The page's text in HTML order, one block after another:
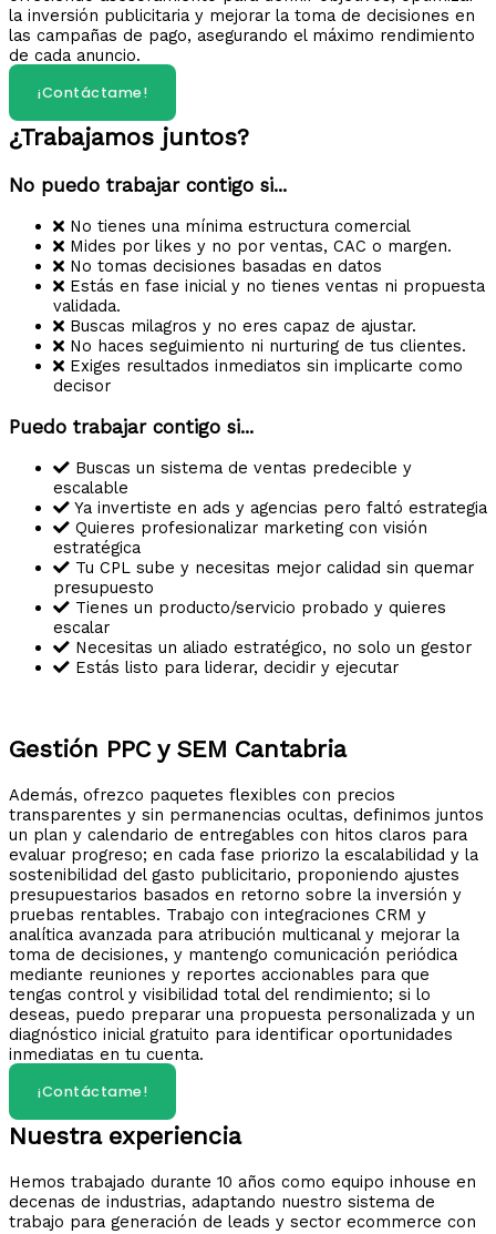
la inversión publicitaria y mejorar la toma de decisiones en
las campañas de pago, asegurando el máximo rendimiento
de cada anuncio.​
¡Contáctame!
¿Trabajamos juntos?
No puedo trabajar contigo si...
No tienes una mínima estructura comercial
Mides por likes y no por ventas, CAC o margen.
No tomas decisiones basadas en datos
Estás en fase inicial y no tienes ventas ni propuesta
validada.
Buscas milagros y no eres capaz de ajustar.
No haces seguimiento ni nurturing de tus clientes.
Exiges resultados inmediatos sin implicarte como
decisor
Puedo trabajar contigo si...
Buscas un sistema de ventas predecible y
escalable
Ya invertiste en ads y agencias pero faltó estrategia
Quieres profesionalizar marketing con visión
estratégica
Tu CPL sube y necesitas mejor calidad sin quemar
presupuesto
Tienes un producto/servicio probado y quieres
escalar
Necesitas un aliado estratégico, no solo un gestor
Estás listo para liderar, decidir y ejecutar
Gestión PPC y SEM Cantabria
Además, ofrezco paquetes flexibles con precios
transparentes y sin permanencias ocultas, definimos juntos
un plan y calendario de entregables con hitos claros para
evaluar progreso; en cada fase priorizo la escalabilidad y la
sostenibilidad del gasto publicitario, proponiendo ajustes
presupuestarios basados en retorno sobre la inversión y
pruebas rentables. Trabajo con integraciones CRM y
analítica avanzada para atribución multicanal y mejorar la
toma de decisiones, y mantengo comunicación periódica
mediante reuniones y reportes accionables para que
tengas control y visibilidad total del rendimiento; si lo
deseas, puedo preparar una propuesta personalizada y un
diagnóstico inicial gratuito para identificar oportunidades
inmediatas en tu cuenta.
¡Contáctame!
Nuestra experiencia
Hemos trabajado durante 10 años como equipo inhouse en
decenas de industrias, adaptando nuestro sistema de
trabajo para generación de leads y sector ecommerce con